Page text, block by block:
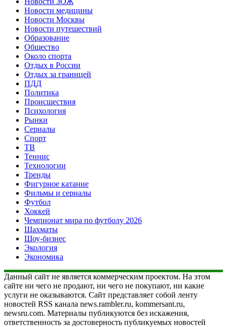
Новости медицины
Новости Москвы
Новости путешествий
Образование
Общество
Около спорта
Отдых в России
Отдых за границей
ПДД
Политика
Происшествия
Психология
Рынки
Сериалы
Спорт
ТВ
Теннис
Технологии
Тренды
Фигурное катание
Фильмы и сериалы
Футбол
Хоккей
Чемпионат мира по футболу 2026
Шахматы
Шоу-бизнес
Экология
Экономика
Данный сайт не является коммерческим проектом. На этом
сайте ни чего не продают, ни чего не покупают, ни какие
услуги не оказываются. Сайт представляет собой ленту
новостей RSS канала news.rambler.ru, kommersant.ru,
newsru.com. Материалы публикуются без искажения,
ответственность за достоверность публикуемых новостей